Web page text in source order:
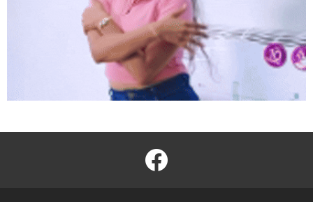
facebook